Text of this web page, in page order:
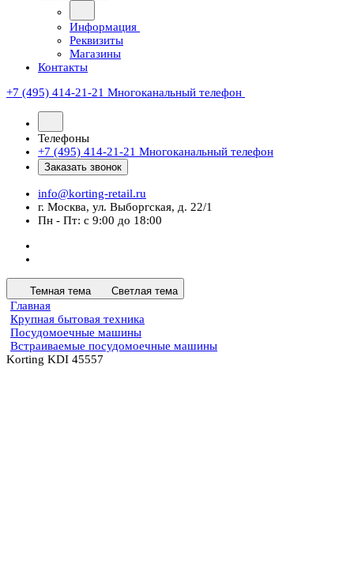
Информация
Реквизиты
Магазины
Контакты
+7 (495) 414-21-21 Многоканальный телефон
Телефоны
+7 (495) 414-21-21 Многоканальный телефон
Заказать звонок
info@korting-retail.ru
г. Москва, ул. Выборгская, д. 22/1
Пн - Пт: с 9:00 до 18:00
Темная тема Светлая тема
Главная
Крупная бытовая техника
Посудомоечные машины
Встраиваемые посудомоечные машины
Korting KDI 45557